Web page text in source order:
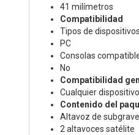
41 milímetros
Compatibilidad
Tipos de
PC
Consolas
No
Compatibilidad
Cualquier
Contenido del
Altavoz de
2 altavoces satélite